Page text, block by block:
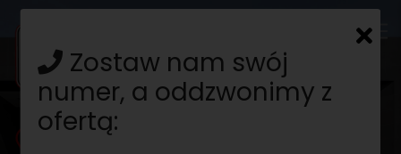
Zostaw nam swój
numer, a oddzwonimy z
ofertą:
93-311 Łódź, ul. Rzgowska 167